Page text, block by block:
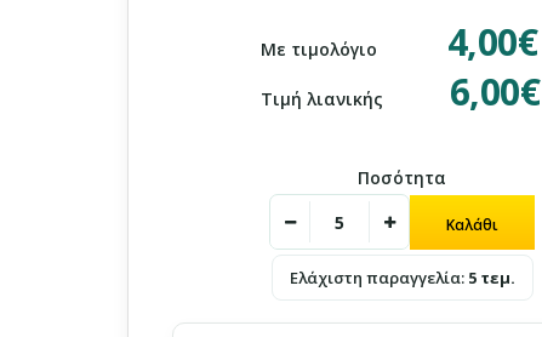
Με τιμολόγιο 4,00€
Τιμή λιανικής 6,00€
Ποσότητα
Ελάχιστη παραγγελία: 5 τεμ.